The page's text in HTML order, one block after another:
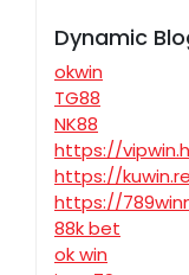
Dynamic
okwin
TG88
NK88
https://
https://
https://
88k bet
ok win